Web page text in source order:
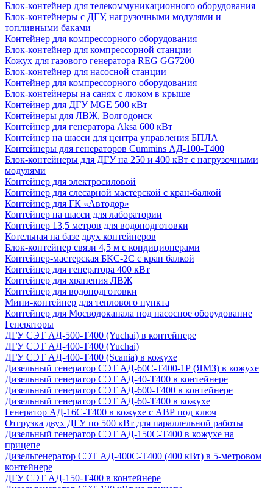
Блок-контейнер для телекоммуникационного оборудования
Блок-контейнеры с ДГУ, нагрузочными модулями и
топливными баками
Контейнер для компрессорного оборудования
Блок-контейнер для компрессорной станции
Кожух для газового генератора REG GG7200
Блок-контейнер для насосной станции
Контейнер для компрессорного оборудования
Блок-контейнеры на санях с люком в крыше
Контейнер для ДГУ MGE 500 кВт
Контейнеры для ЛВЖ, Волгодонск
Контейнер для генератора Aksa 600 кВт
Контейнер на шасси для центра управления БПЛА
Контейнеры для генераторов Cummins АД-100-Т400
Блок-контейнеры для ДГУ на 250 и 400 кВт с нагрузочными
модулями
Контейнер для электросиловой
Контейнер для слесарной мастерской с кран-балкой
Контейнер для ГК «Автодор»
Контейнер на шасси для лаборатории
Контейнер 13,5 метров для водоподготовки
Котельная на базе двух контейнеров
Блок-контейнер связи 4,5 м с кондиционерами
Контейнер-мастерская БКС-2С с кран балкой
Контейнер для генератора 400 кВт
Контейнер для хранения ЛВЖ
Контейнер для водоподготовки
Мини-контейнер для теплового пункта
Контейнер для Мосводоканала под насосное оборудование
Генераторы
ДГУ СЭТ АД-500-Т400 (Yuchai) в контейнере
ДГУ СЭТ АД-400-Т400 (Yuchai)
ДГУ СЭТ АД-400-Т400 (Scania) в кожухе
Дизельный генератор СЭТ АД-60С-Т400-1Р (ЯМЗ) в кожухе
Дизельный генератор СЭТ АД-40-Т400 в контейнере
Дизельный генератор СЭТ АД-600-Т400 в контейнере
Дизельный генератор СЭТ АД-60-Т400 в кожухе
Генератор АД-16С-Т400 в кожухе с АВР под ключ
Отгрузка двух ДГУ по 500 кВт для параллельной работы
Дизельный генератор СЭТ АД-150С-Т400 в кожухе на
прицепе
Дизельгенератор СЭТ АД-400С-Т400 (400 кВт) в 5-метровом
контейнере
ДГУ СЭТ АД-150-Т400 в контейнере